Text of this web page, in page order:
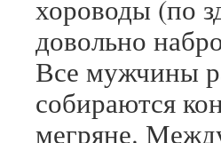
хороводы (по
довольно
Все мужчины
собираются
мегряне.